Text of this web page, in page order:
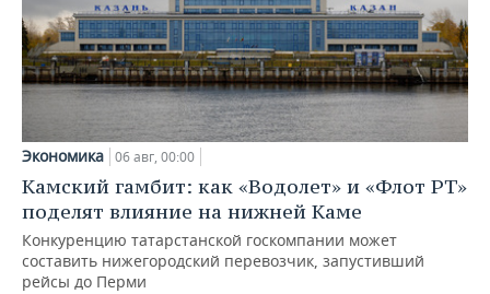
Экономика 06 авг, 00:00
Камский гамбит: как «Водолет» и «Флот РТ»
поделят влияние на нижней Каме
Конкуренцию татарстанской госкомпании может
составить нижегородский перевозчик, запустивший
рейсы до Перми